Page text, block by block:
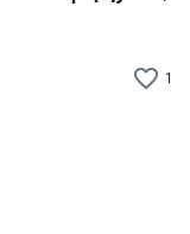
favorite_border 1